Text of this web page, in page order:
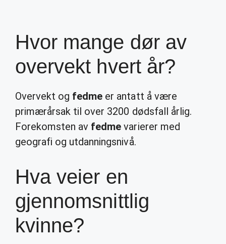
Hvor mange dør av
overvekt hvert år?
Overvekt og fedme er antatt å være
primærårsak til over 3200 dødsfall årlig.
Forekomsten av fedme varierer med
geografi og utdanningsnivå.
Hva veier en
gjennomsnittlig
kvinne?